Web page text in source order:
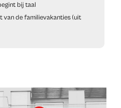
bij taal
van de familievakanties (uit